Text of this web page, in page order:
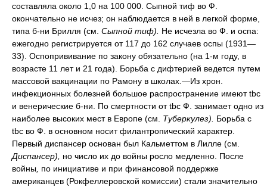
составляла около 1,0 на 100 000. Сыпной тиф во Ф.
окончательно не исчез; он наблюдается в ней в легкой форме,
типа б-ни Брилля (см. Сыпной тиф). Не исчезла во Ф. и оспа:
ежегодно регистрируется от 117 до 162 случаев оспы (1931—
33). Оспопрививание по закону обязательно (на 1-м году, в
возрасте 11 лет и 21 года). Борьба с дифтерией ведется путем
массовой вакцинации по Рамону в школах.—Из хрон.
инфекционных болезней большое распространение имеют tbc
и венерические б-ни. По смертности от tbc Ф. занимает одно из
наиболее высоких мест в Европе (см. Туберкулез). Борьба с
tbc во Ф. в основном носит филантропический характер.
Первый диспансер основан был Кальметтом в Лилле (см.
Диспансер), но число их до войны росло медленно. После
войны по инициативе и при финансовой поддержке
американцев (Рокфеллеровской комиссии) стали значительно